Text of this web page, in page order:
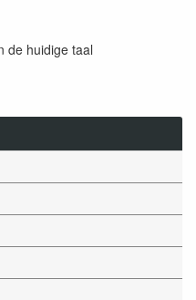
de huidige taal